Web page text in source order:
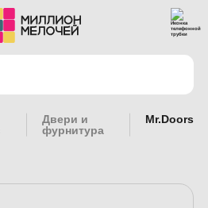
Двери и
фурнитура
Mr.Doors